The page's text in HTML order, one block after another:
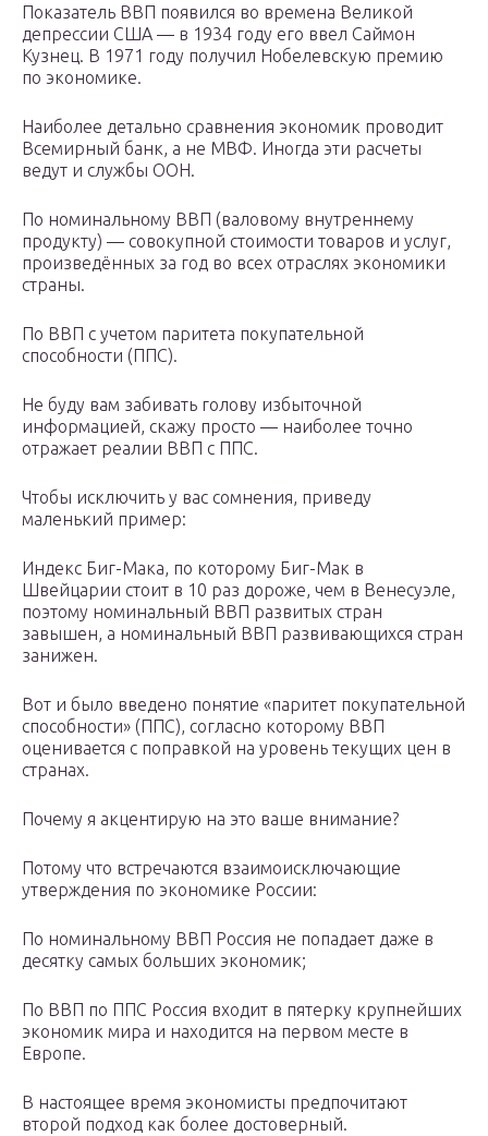
Показатель ВВП появился во времена Великой
депрессии США — в 1934 году его ввел Саймон
Кузнец. В 1971 году получил Нобелевскую премию
по экономике.
Наиболее детально сравнения экономик проводит
Всемирный банк, а не МВФ. Иногда эти расчеты
ведут и службы ООН.
По номинальному ВВП (валовому внутреннему
продукту) — совокупной стоимости товаров и услуг,
произведённых за год во всех отраслях экономики
страны.
По ВВП с учетом паритета покупательной
способности (ППС).
Не буду вам забивать голову избыточной
информацией, скажу просто — наиболее точно
отражает реалии ВВП с ППС.
Чтобы исключить у вас сомнения, приведу
маленький пример:
Индекс Биг-Мака, по которому Биг-Мак в
Швейцарии стоит в 10 раз дороже, чем в Венесуэле,
поэтому номинальный ВВП развитых стран
завышен, а номинальный ВВП развивающихся стран
занижен.
Вот и было введено понятие «паритет покупательной
способности» (ППС), согласно которому ВВП
оценивается с поправкой на уровень текущих цен в
странах.
Почему я акцентирую на это ваше внимание?
Потому что встречаются взаимоисключающие
утверждения по экономике России:
По номинальному ВВП Россия не попадает даже в
десятку самых больших экономик;
По ВВП по ППС Россия входит в пятерку крупнейших
экономик мира и находится на первом месте в
Европе.
В настоящее время экономисты предпочитают
второй подход как более достоверный.